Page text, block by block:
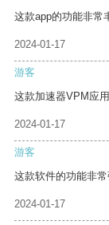
这款app的功能非常
2024-01-17
游客
这款加速器VPM应
2024-01-17
游客
这款软件的功能非
2024-01-17